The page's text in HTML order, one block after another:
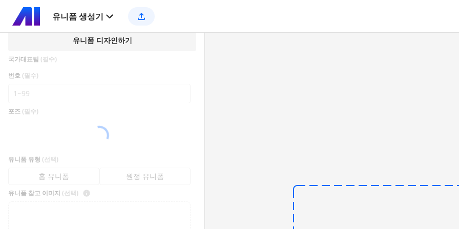
유니폼 생성기
유니폼 디자인하기
국가대표팀 (필수)
번호 (필수)
포즈 (필수)
유니폼 유형 (선택)
홈 유니폼 원정 유니폼
유니폼 참고 이미지 (선택)